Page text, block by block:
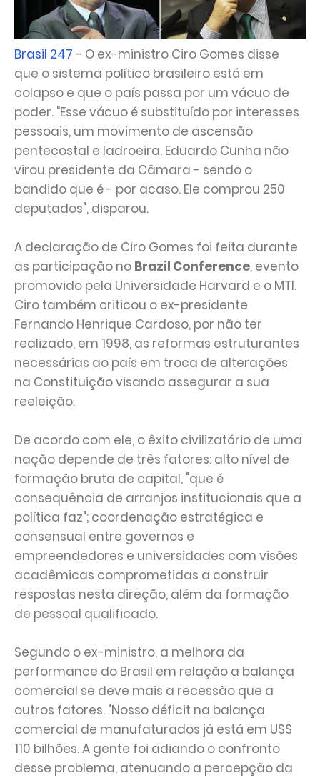
Brasil 247 - O ex-ministro Ciro Gomes disse
que o sistema político brasileiro está em
colapso e que o país passa por um vácuo de
poder. "Esse vácuo é substituído por interesses
pessoais, um movimento de ascensão
pentecostal e ladroeira. Eduardo Cunha não
virou presidente da Câmara - sendo o
bandido que é - por acaso. Ele comprou 250
deputados", disparou.
A declaração de Ciro Gomes foi feita durante
as participação no Brazil Conference, evento
promovido pela Universidade Harvard e o MTI.
Ciro também criticou o ex-presidente
Fernando Henrique Cardoso, por não ter
realizado, em 1998, as reformas estruturantes
necessárias ao país em troca de alterações
na Constituição visando assegurar a sua
reeleição.
De acordo com ele, o êxito civilizatório de uma
nação depende de três fatores: alto nível de
formação bruta de capital, "que é
consequência de arranjos institucionais que a
política faz"; coordenação estratégica e
consensual entre governos e
empreendedores e universidades com visões
acadêmicas comprometidas a construir
respostas nesta direção, além da formação
de pessoal qualificado.
Segundo o ex-ministro, a melhora da
performance do Brasil em relação a balança
comercial se deve mais a recessão que a
outros fatores. "Nosso déficit na balança
comercial de manufaturados já está em US$
110 bilhões. A gente foi adiando o confronto
desse problema, atenuando a percepção da